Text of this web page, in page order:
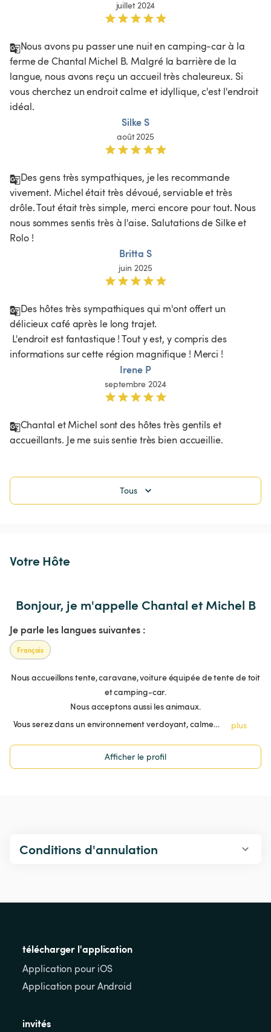
juillet 2024
Nous avons pu passer une nuit en camping-car à la
ferme de Chantal Michel B. Malgré la barrière de la
langue, nous avons reçu un accueil très chaleureux. Si
vous cherchez un endroit calme et idyllique, c'est l'endroit
idéal.
Silke S
août 2025
Des gens très sympathiques, je les recommande
vivement. Michel était très dévoué, serviable et très
drôle. Tout était très simple, merci encore pour tout. Nous
nous sommes sentis très à l'aise. Salutations de Silke et
Rolo !
Britta S
juin 2025
Des hôtes très sympathiques qui m'ont offert un
délicieux café après le long trajet.
informations sur cette région magnifique ! Merci !
Irene P
septembre 2024
Chantal et Michel sont des hôtes très gentils et
accueillants. Je me suis sentie très bien accueillie.
Tous
Votre Hôte
Bonjour, je m'appelle Chantal et Michel B
Je parle les langues suivantes :
Français
Nous accueillons tente, caravane, voiture équipée de tente de toit
et camping-car.
Nous acceptons aussi les animaux.
Vous serez dans un environnement verdoyant, calme…
plus
Afficher le profil
Conditions d'annulation
télécharger l'application
Application pour iOS
Application pour Android
invités